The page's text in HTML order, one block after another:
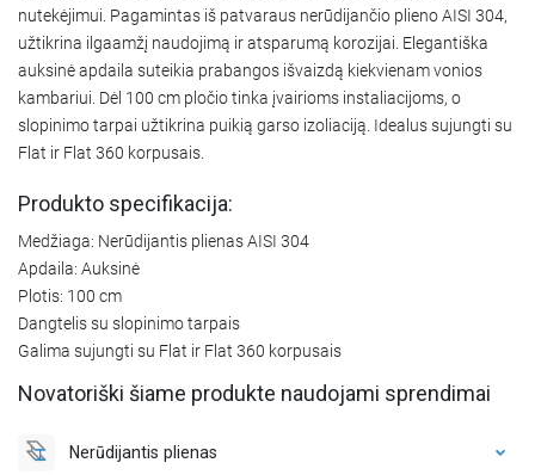
nutekėjimui. Pagamintas iš patvaraus nerūdijančio plieno AISI 304,
užtikrina ilgaamžį naudojimą ir atsparumą korozijai. Elegantiška
auksinė apdaila suteikia prabangos išvaizdą kiekvienam vonios
kambariui. Dėl 100 cm pločio tinka įvairioms instaliacijoms, o
slopinimo tarpai užtikrina puikią garso izoliaciją. Idealus sujungti su
Flat ir Flat 360 korpusais.
Produkto specifikacija:
Medžiaga: Nerūdijantis plienas AISI 304
Apdaila: Auksinė
Plotis: 100 cm
Dangtelis su slopinimo tarpais
Galima sujungti su Flat ir Flat 360 korpusais
Novatoriški šiame produkte naudojami sprendimai
Nerūdijantis plienas